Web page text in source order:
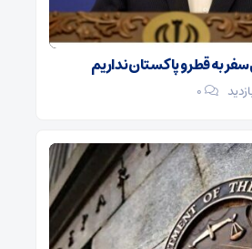
سفر به قطر و پاکستان نداریم
۰